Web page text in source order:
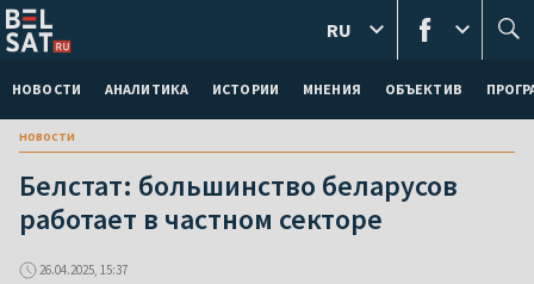
НОВОСТИ АНАЛИТИКА ИСТОРИИ МНЕНИЯ ОБЪЕКТИВ
RU
новости
Белстат: большинство беларусов
работает в частном секторе
26.04.2025, 15:37